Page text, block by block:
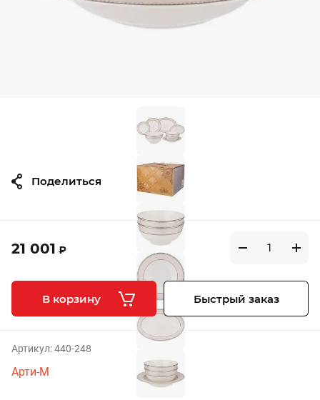
21 001 ₽
В корзину Быстрый заказ
Артикул:440-248
Арти-М
Поделиться